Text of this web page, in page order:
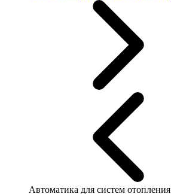
Автоматика для систем отопления